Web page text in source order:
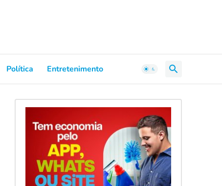
Política Entretenimento